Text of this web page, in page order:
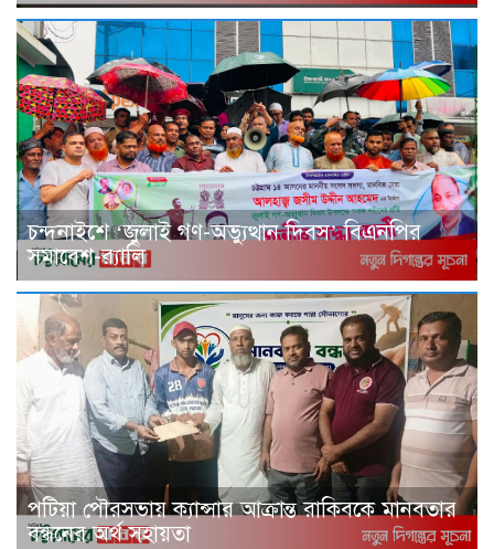
চন্দনাইশে ‘জুলাই গণ-অভ্যুত্থান দিবস’ বিএনপির
সমাবেশ-র‌্যালি
পটিয়া পৌরসভায় ক্যান্সার আক্রান্ত রাকিবকে মানবতার
বন্ধনের অর্থ সহায়তা